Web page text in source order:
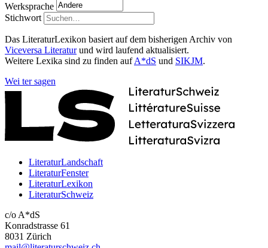
Werksprache
Stichwort
Das LiteraturLexikon basiert auf dem bisherigen Archiv von
Viceversa Literaturund wird laufend aktualisiert.
Weitere Lexika sind zu finden aufA*dS und SIKJM.
Wei ter sagen
LiteraturLandschaft
LiteraturFenster
LiteraturLexikon
LiteraturSchweiz
c/o A*dS
Konradstrasse 61
8031 Zürich